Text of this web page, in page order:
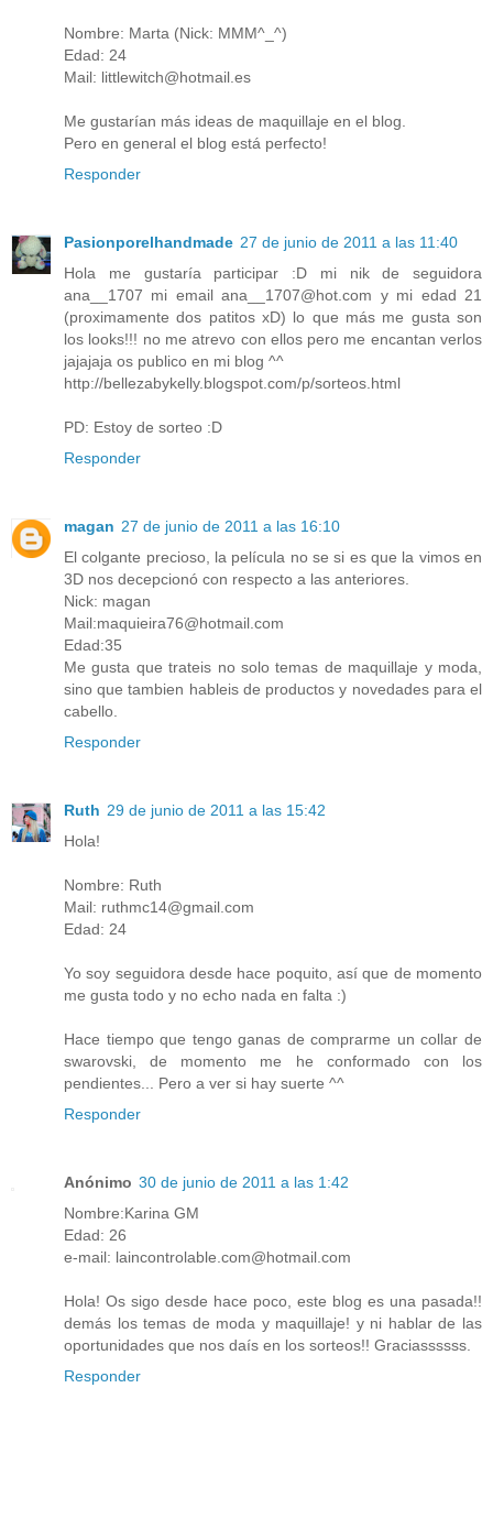
Nombre: Marta (Nick: MMM^_^)
Edad: 24
Mail: littlewitch@hotmail.es
Me gustarían más ideas de maquillaje en el blog.
Pero en general el blog está perfecto!
Responder
Pasionporelhandmade 27 de junio de 2011 a las 11:40
Hola me gustaría participar :D mi nik de seguidora
ana__1707 mi email ana__1707@hot.com y mi edad 21
(proximamente dos patitos xD) lo que más me gusta son
los looks!!! no me atrevo con ellos pero me encantan verlos
jajajaja os publico en mi blog ^^
http://bellezabykelly.blogspot.com/p/sorteos.html
PD: Estoy de sorteo :D
Responder
magan 27 de junio de 2011 a las 16:10
El colgante precioso, la película no se si es que la vimos en
3D nos decepcionó con respecto a las anteriores.
Nick: magan
Mail:maquieira76@hotmail.com
Edad:35
Me gusta que trateis no solo temas de maquillaje y moda,
sino que tambien hableis de productos y novedades para el
cabello.
Responder
Ruth 29 de junio de 2011 a las 15:42
Hola!
Nombre: Ruth
Mail: ruthmc14@gmail.com
Edad: 24
Yo soy seguidora desde hace poquito, así que de momento
me gusta todo y no echo nada en falta :)
Hace tiempo que tengo ganas de comprarme un collar de
swarovski, de momento me he conformado con los
pendientes... Pero a ver si hay suerte ^^
Responder
Anónimo 30 de junio de 2011 a las 1:42
Nombre:Karina GM
Edad: 26
e-mail: laincontrolable.com@hotmail.com
Hola! Os sigo desde hace poco, este blog es una pasada!!
demás los temas de moda y maquillaje! y ni hablar de las
oportunidades que nos daís en los sorteos!! Graciassssss.
Responder